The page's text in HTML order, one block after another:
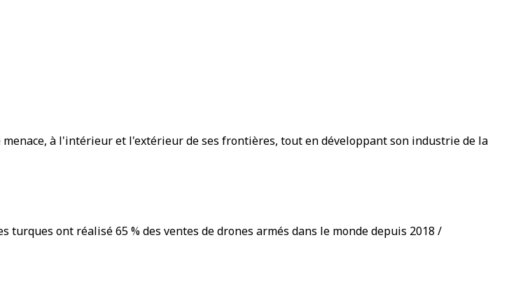
à l'intérieur et l'extérieur de ses frontières, tout en développant son industrie de la
ont réalisé 65 % des ventes de drones armés dans le monde depuis 2018 /